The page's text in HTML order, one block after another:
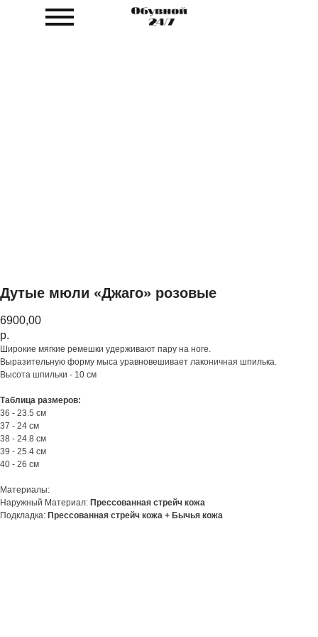
Дутые мюли «Джаго» розовые
6900,00
р.
Широкие мягкие ремешки удерживают пару на ноге.
Выразительную форму мыса уравновешивает лаконичная шпилька.
Высота шпильки - 10 см
Таблица размеров:
36 - 23.5 см
37 - 24 см
38 - 24.8 см
39 - 25.4 см
40 - 26 см
Материалы:
Наружный Материал: Прессованная стрейч кожа
Подкладка: Прессованная стрейч кожа + Бычья кожа